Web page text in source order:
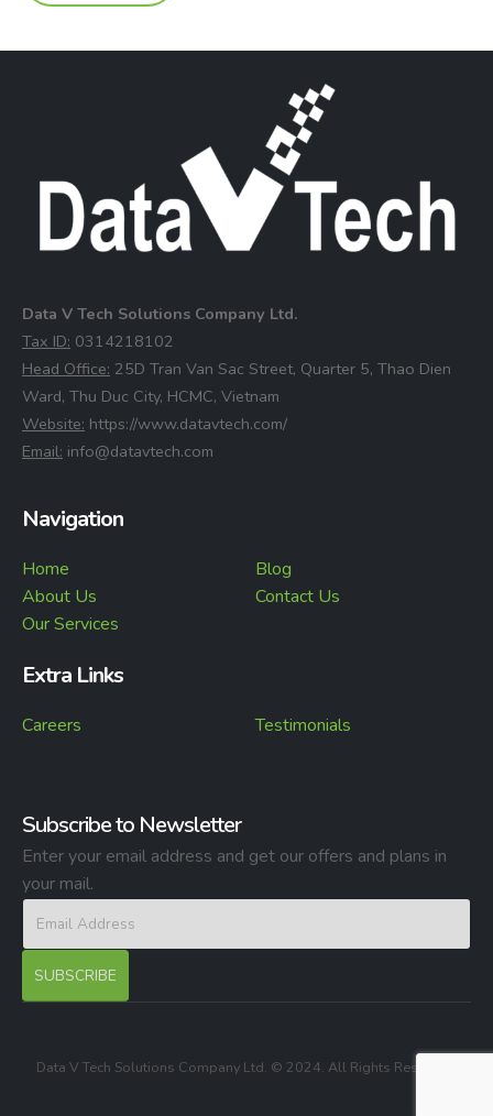
Data V Tech Solutions Company Ltd.
⁠Tax ID: 0314218102
⁠Head Office: 25D Tran Van Sac Street, Quarter 5, Thao Dien
Ward, Thu Duc City, HCMC, Vietnam
⁠Website: https://www.datavtech.com/
⁠Email: info@datavtech.com
Navigation
Home
About Us
Our Services
Blog
Contact Us
Extra Links
Careers Testimonials
Subscribe to Newsletter
Enter your email address and get our offers and plans in
your mail.
Data V Tech Solutions Company Ltd. © 2024. All Rights Reserved.